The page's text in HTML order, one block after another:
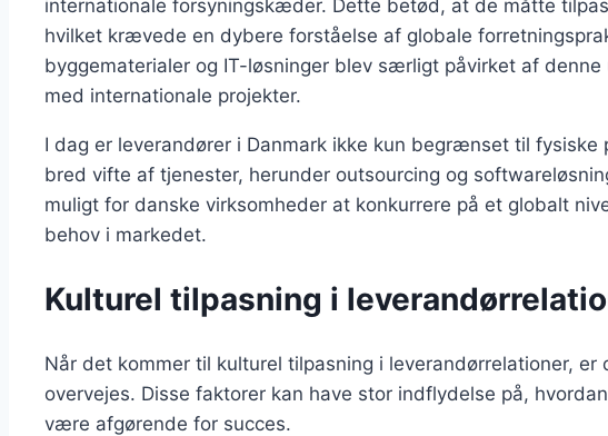
internationale forsyningskæder. Dette betød, at de måtte
hvilket krævede en dybere forståelse af globale
byggematerialer og IT-løsninger blev særligt påvirket af
med internationale projekter.
I dag er leverandører i Danmark ikke kun begrænset til fysiske
bred vifte af tjenester, herunder outsourcing og
muligt for danske virksomheder at konkurrere på et globalt
behov i markedet.
Kulturel tilpasning i
Når det kommer til kulturel tilpasning i leverandørrelationer,
overvejes. Disse faktorer kan have stor indflydelse på,
være afgørende for succes.